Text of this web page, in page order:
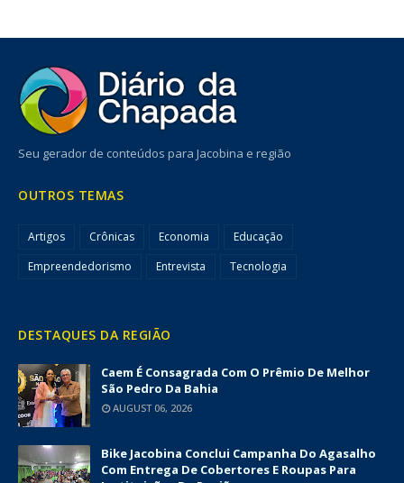
Seu gerador de conteúdos para Jacobina e região
OUTROS TEMAS
Artigos Crônicas Economia
Educação
Empreendedorismo
Entrevista Tecnologia
DESTAQUES DA REGIÃO
Caem É Consagrada Com O Prêmio De Melhor
São Pedro Da Bahia
AUGUST 06, 2026
Bike Jacobina Conclui Campanha Do Agasalho
Com Entrega De Cobertores E Roupas Para